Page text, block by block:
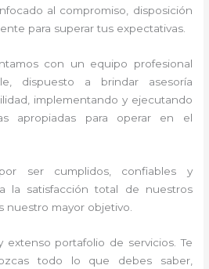
al compromiso, disposición
para superar tus expectativas.
con un equipo profesional
dispuesto a brindar asesoría
implementando y ejecutando
apropiadas para operar en el
ser cumplidos, confiables y
la satisfacción total de nuestros
nuestro mayor objetivo.
extenso portafolio de servicios. Te
todo lo que debes saber,